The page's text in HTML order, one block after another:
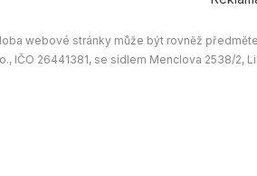
webové stránky může být rovněž
26441381, se sídlem Menclova 2538/2,